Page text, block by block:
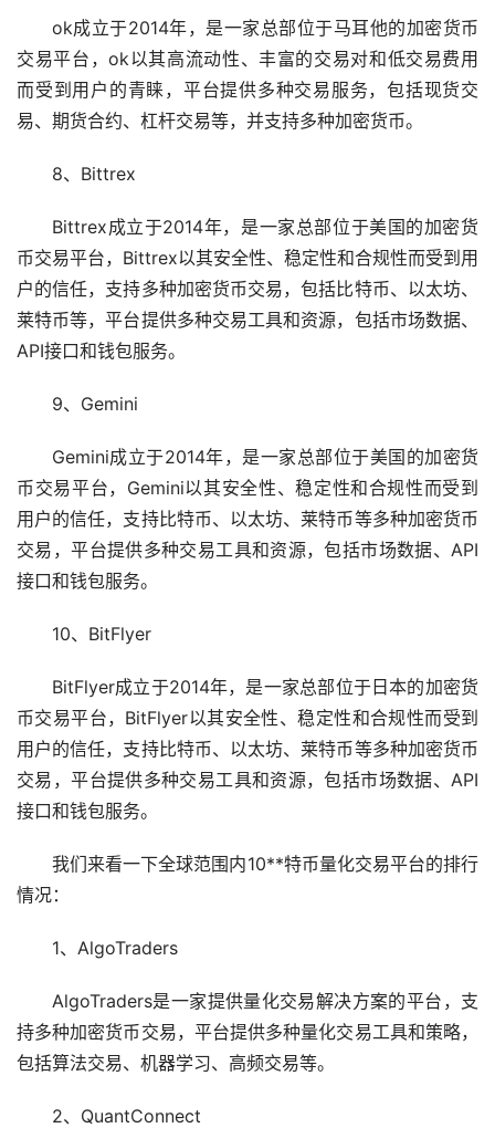
ok成立于2014年，是一家总部位于马耳他的加密货币
交易平台，ok以其高流动性、丰富的交易对和低交易费用
而受到用户的青睐，平台提供多种交易服务，包括现货交
易、期货合约、杠杆交易等，并支持多种加密货币。
8、Bittrex
Bittrex成立于2014年，是一家总部位于美国的加密货
币交易平台，Bittrex以其安全性、稳定性和合规性而受到用
户的信任，支持多种加密货币交易，包括比特币、以太坊、
莱特币等，平台提供多种交易工具和资源，包括市场数据、
API接口和钱包服务。
9、Gemini
Gemini成立于2014年，是一家总部位于美国的加密货
币交易平台，Gemini以其安全性、稳定性和合规性而受到
用户的信任，支持比特币、以太坊、莱特币等多种加密货币
交易，平台提供多种交易工具和资源，包括市场数据、API
接口和钱包服务。
10、BitFlyer
BitFlyer成立于2014年，是一家总部位于日本的加密货
币交易平台，BitFlyer以其安全性、稳定性和合规性而受到
用户的信任，支持比特币、以太坊、莱特币等多种加密货币
交易，平台提供多种交易工具和资源，包括市场数据、API
接口和钱包服务。
我们来看一下全球范围内10**特币量化交易平台的排行
情况：
1、AlgoTraders
AlgoTraders是一家提供量化交易解决方案的平台，支
持多种加密货币交易，平台提供多种量化交易工具和策略，
包括算法交易、机器学习、高频交易等。
2、QuantConnect